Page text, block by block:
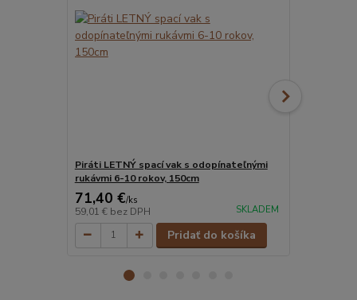
Piráti LETNÝ spací vak s odopínateľnými
rukávmi 6-10 rokov, 150cm
71,40 €/ks
59,01 € bez DPH SKLADEM
Pridať do košíka